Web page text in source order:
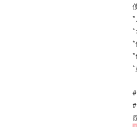
*
*
*
*
*